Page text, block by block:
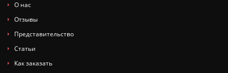
О нас
Отзывы
Представительство
Статьи
Как заказать